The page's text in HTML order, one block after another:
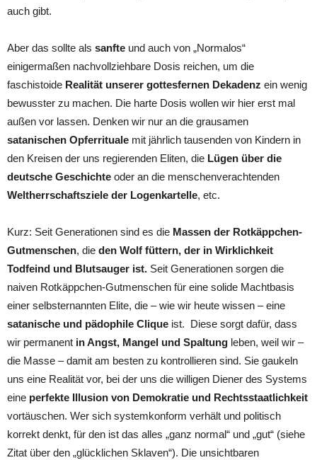
auch gibt.
Aber das sollte als sanfte und auch von „Normalos“
einigermaßen nachvollziehbare Dosis reichen, um die
faschistoide Realität unserer gottesfernen Dekadenz ein wenig
bewusster zu machen. Die harte Dosis wollen wir hier erst mal
außen vor lassen. Denken wir nur an die grausamen
satanischen Opferrituale mit jährlich tausenden von Kindern in
den Kreisen der uns regierenden Eliten, die Lügen über die
deutsche Geschichte oder an die menschenverachtenden
Weltherrschaftsziele der Logenkartelle, etc.
Kurz: Seit Generationen sind es die Massen der Rotkäppchen-
Gutmenschen, die den Wolf füttern, der in Wirklichkeit
Todfeind und Blutsauger ist. Seit Generationen sorgen die
naiven Rotkäppchen-Gutmenschen für eine solide Machtbasis
einer selbsternannten Elite, die – wie wir heute wissen – eine
satanische und pädophile Clique ist. Diese sorgt dafür, dass
wir permanent in Angst, Mangel und Spaltung leben, weil wir –
die Masse – damit am besten zu kontrollieren sind. Sie gaukeln
uns eine Realität vor, bei der uns die willigen Diener des Systems
eine perfekte Illusion von Demokratie und Rechtsstaatlichkeit
vortäuschen. Wer sich systemkonform verhält und politisch
korrekt denkt, für den ist das alles „ganz normal“ und „gut“ (siehe
Zitat über den „glücklichen Sklaven“). Die unsichtbaren